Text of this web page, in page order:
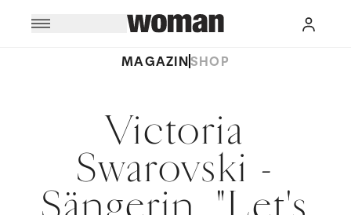
MAGAZINSHOP
Victoria
Swarovski -